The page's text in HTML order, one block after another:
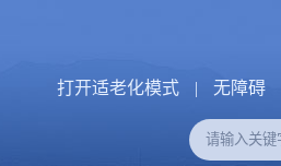
打开适老化模式 | 无障碍